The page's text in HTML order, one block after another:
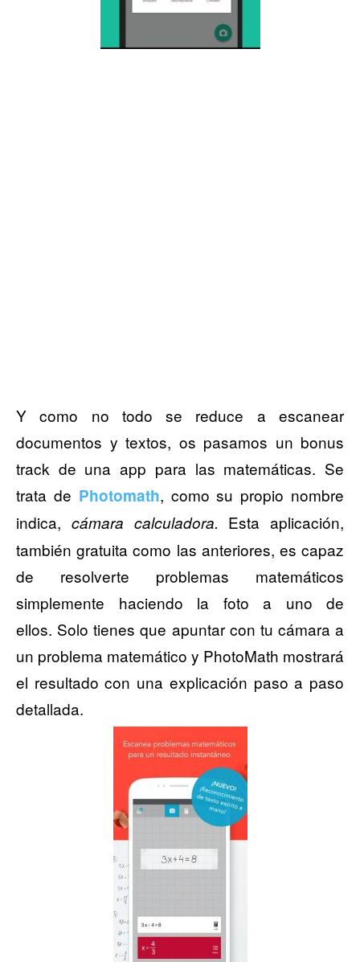
Y como no todo se reduce a escanear
documentos y textos, os pasamos un bonus
track de una app para las matemáticas. Se
trata de Photomath, como su propio nombre
indica, cámara calculadora. Esta aplicación,
también gratuita como las anteriores, es capaz
de resolverte problemas matemáticos
simplemente haciendo la foto a uno de
ellos. Solo tienes que apuntar con tu cámara a
un problema matemático y PhotoMath mostrará
el resultado con una explicación paso a paso
detallada.